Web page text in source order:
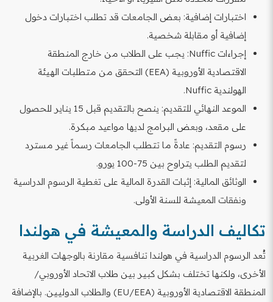
اختبارات إضافية: بعض الجامعات قد تطلب اختبارات دخول
إضافية أو مقابلة شخصية.
إجراءات Nuffic: يجب على الطلاب من خارج المنطقة
الاقتصادية الأوروبية (EEA) التحقق من متطلبات الهيئة
الهولندية Nuffic.
الموعد النهائي للتقديم: ينصح بالتقديم قبل 15 يناير للحصول
على مقعد، وبعض البرامج لديها مواعيد مبكرة.
رسوم التقديم: عادةً ما تتطلب الجامعات رسماً غير مسترد
لتقديم الطلب يتراوح بين 75-100 يورو.
الوثائق المالية: إثبات القدرة المالية على تغطية الرسوم الدراسية
ونفقات المعيشة للسنة الأولى.
تكاليف الدراسة والمعيشة في هولندا
تُعد الرسوم الدراسية في هولندا تنافسية مقارنة بالوجهات الغربية
الأخرى، ولكنها تختلف بشكل كبير بين طلاب الاتحاد الأوروبي/
المنطقة الاقتصادية الأوروبية (EU/EEA) والطلاب الدوليين. بالإضافة